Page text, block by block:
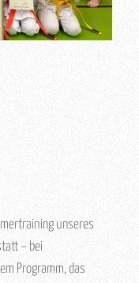
unseres
– bei
Programm, das